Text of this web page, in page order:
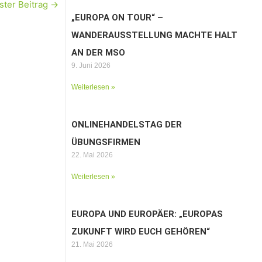
Beitrag →
„EUROPA ON TOUR“ –
WANDERAUSSTELLUNG MACHTE HALT
AN DER MSO
9. Juni 2026
Weiterlesen »
ONLINEHANDELSTAG DER
ÜBUNGSFIRMEN
22. Mai 2026
Weiterlesen »
EUROPA UND EUROPÄER: „EUROPAS
ZUKUNFT WIRD EUCH GEHÖREN“
21. Mai 2026